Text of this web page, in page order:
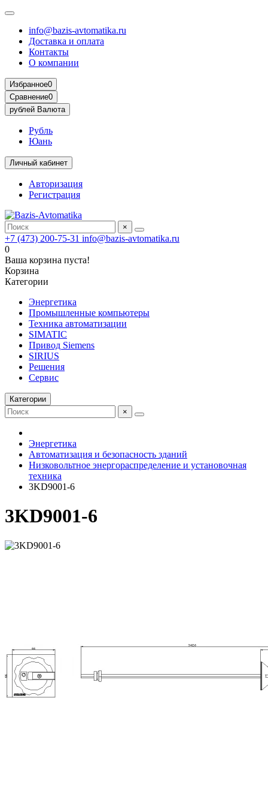
info@bazis-avtomatika.ru
Доставка и оплата
Контакты
О компании
Избранное0
Сравнение0
рублей Валюта
Рубль
Юань
Личный кабинет
Авторизация
Регистрация
×
+7 (473) 200-75-31 info@bazis-avtomatika.ru
0
Ваша корзина пуста!
Корзина
Категории
Энергетика
Промышленные компьютеры
Техника автоматизации
SIMATIC
Привод Siemens
SIRIUS
Решения
Сервис
Категории
×
Энергетика
Автоматизация и безопасность зданий
Низковольтное энергораспределение и установочная
техника
3KD9001-6
3KD9001-6